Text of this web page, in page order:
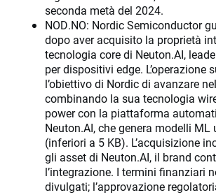
seconda metà del 2024.
NOD.NO: Nordic Semiconductor
dopo aver acquisito la proprietà
tecnologia core di Neuton.AI,
per dispositivi edge. L’operazione
l’obiettivo di Nordic di avanzare
combinando la sua tecnologia
power con la piattaforma
Neuton.AI, che genera modelli
(inferiori a 5 KB). L’acquisizione
gli asset di Neuton.AI, il brand
l’integrazione. I termini finanziari
divulgati; l’approvazione